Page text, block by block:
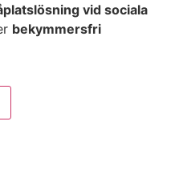
vid sociala
bekymmersfri